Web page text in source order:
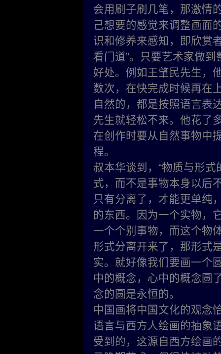
会用刷子刷几笔，那激情
己想要的感觉来调整画面
识和修养来感知，即欣赏
看门道”。只要艺术家做
好处。例如王肇民先生，
数次，在快完成时候再在
自然的，都是按照语言表
先生就轻松不来。他花了
在创作时要从自然事物中
程。
叔本华谈到，“物质与形
式，而不是事物本身以后
只有分离了，才能更单纯
的东西。因为一个实物，
一个个别事物，而这个物
形式分离开来了，那形式
实。就好像我们要画一个
中的概念，心中的概念圆
念的圆是永恒的。
中国画将中国文化的观念
语言与西方人绘画的抽象
受到的，这源自西方绘画